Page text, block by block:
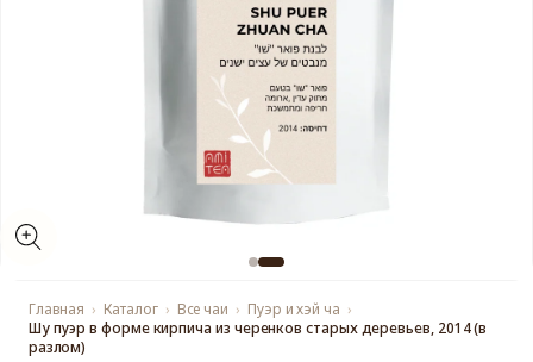
медиа-
файлы
модальном
окне
Главная Каталог Все чаи
Пуэр и хэй ча
Шу пуэр в форме кирпича из черенков старых деревьев, 2014 (в
разлом)